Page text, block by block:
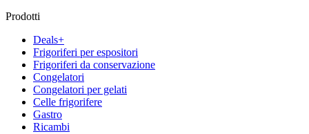
Prodotti
Deals+
Frigoriferi per espositori
Frigoriferi da conservazione
Congelatori
Congelatori per gelati
Celle frigorifere
Gastro
Ricambi